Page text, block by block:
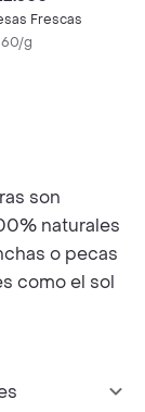
Frescas
g
son
naturales
o pecas
como el sol